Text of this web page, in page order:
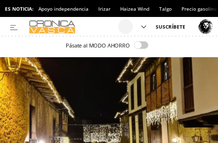
ES NOTICIA: Apoyo independencia Irizar Haizea Wind Talgo Precio gasolina
Pásate al MODO AHORRO